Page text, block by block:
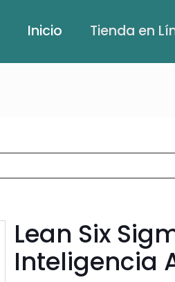
Inicio Tienda en
Lean Six
Inteligencia